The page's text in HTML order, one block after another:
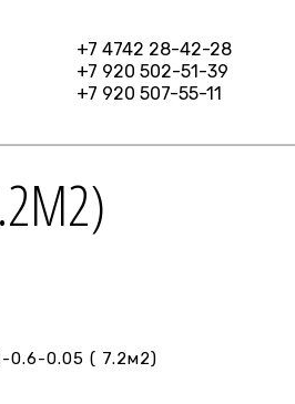
+7 4742 28-42-28
+7 920 502-51-39
+7 920 507-55-11
0.6-0.05 ( 7.2м2)